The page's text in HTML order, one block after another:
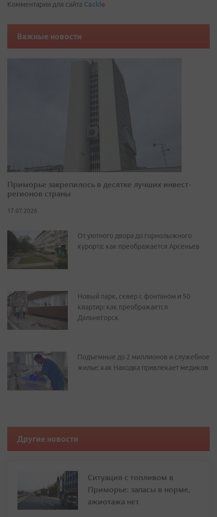
Комментарии для сайта Cackle
Важные новости
Приморье закрепилось в десятке лучших инвест-
регионов страны
17.07.2026
От уютного двора до горнолыжного
курорта: как преображается Арсеньев
Новый парк, сквер с фонтаном и 50
квартир: как преображается
Дальнегорск
Подъемные до 2 миллионов и служебное
жилье: как Находка привлекает медиков
Другие новости
Ситуация с топливом в
Приморье: запасы в норме,
ажиотажа нет